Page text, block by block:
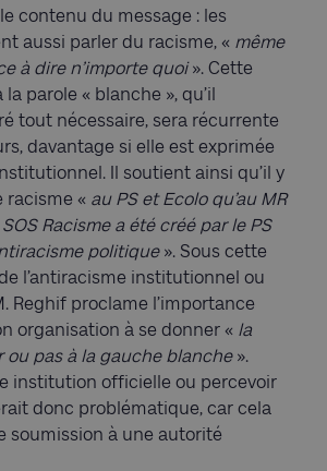
contenu du message : les
aussi parler du racisme, « même
à dire n’importe quoi». Cette
parole « blanche », qu’il
tout nécessaire, sera récurrente
davantage si elle est exprimée
Il soutient ainsi qu’il y
racisme « au PS et Ecolo qu’au MR
Racisme a été créé par le PS
politique ». Sous cette
l’antiracisme institutionnel ou
Reghif proclame l’importance
organisation à se donner « la
ou pas à la gauche blanche».
institution officielle ou percevoir
donc problématique, car cela
soumission à une autorité